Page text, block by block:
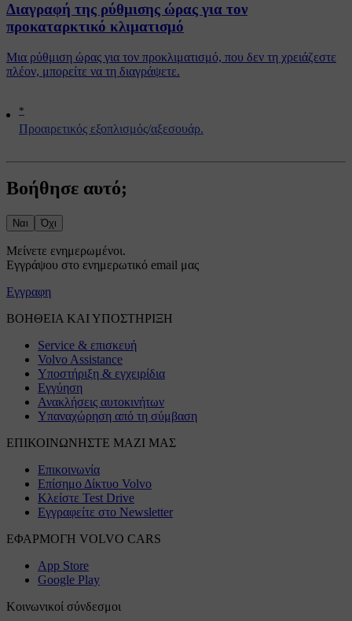
*
Προαιρετικός εξοπλισμός/αξεσουάρ.
Διαγραφή της ρύθμισης ώρας για τον
προκαταρκτικό κλιματισμό
Μια ρύθμιση ώρας για τον προκλιματισμό, που δεν τη χρειάζεστε
πλέον, μπορείτε να τη διαγράψετε.
Βοήθησε αυτό;
Ναι Όχι